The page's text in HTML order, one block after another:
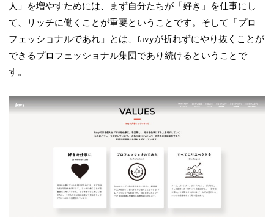
人」を増やすためには、まず自分たちが「好き」を仕事にし
て、リッチに働くことが重要ということです。そして「プロ
フェッショナルであれ」とは、favyが折れずにやり抜くことが
できるプロフェッショナル集団であり続けるということで
す。